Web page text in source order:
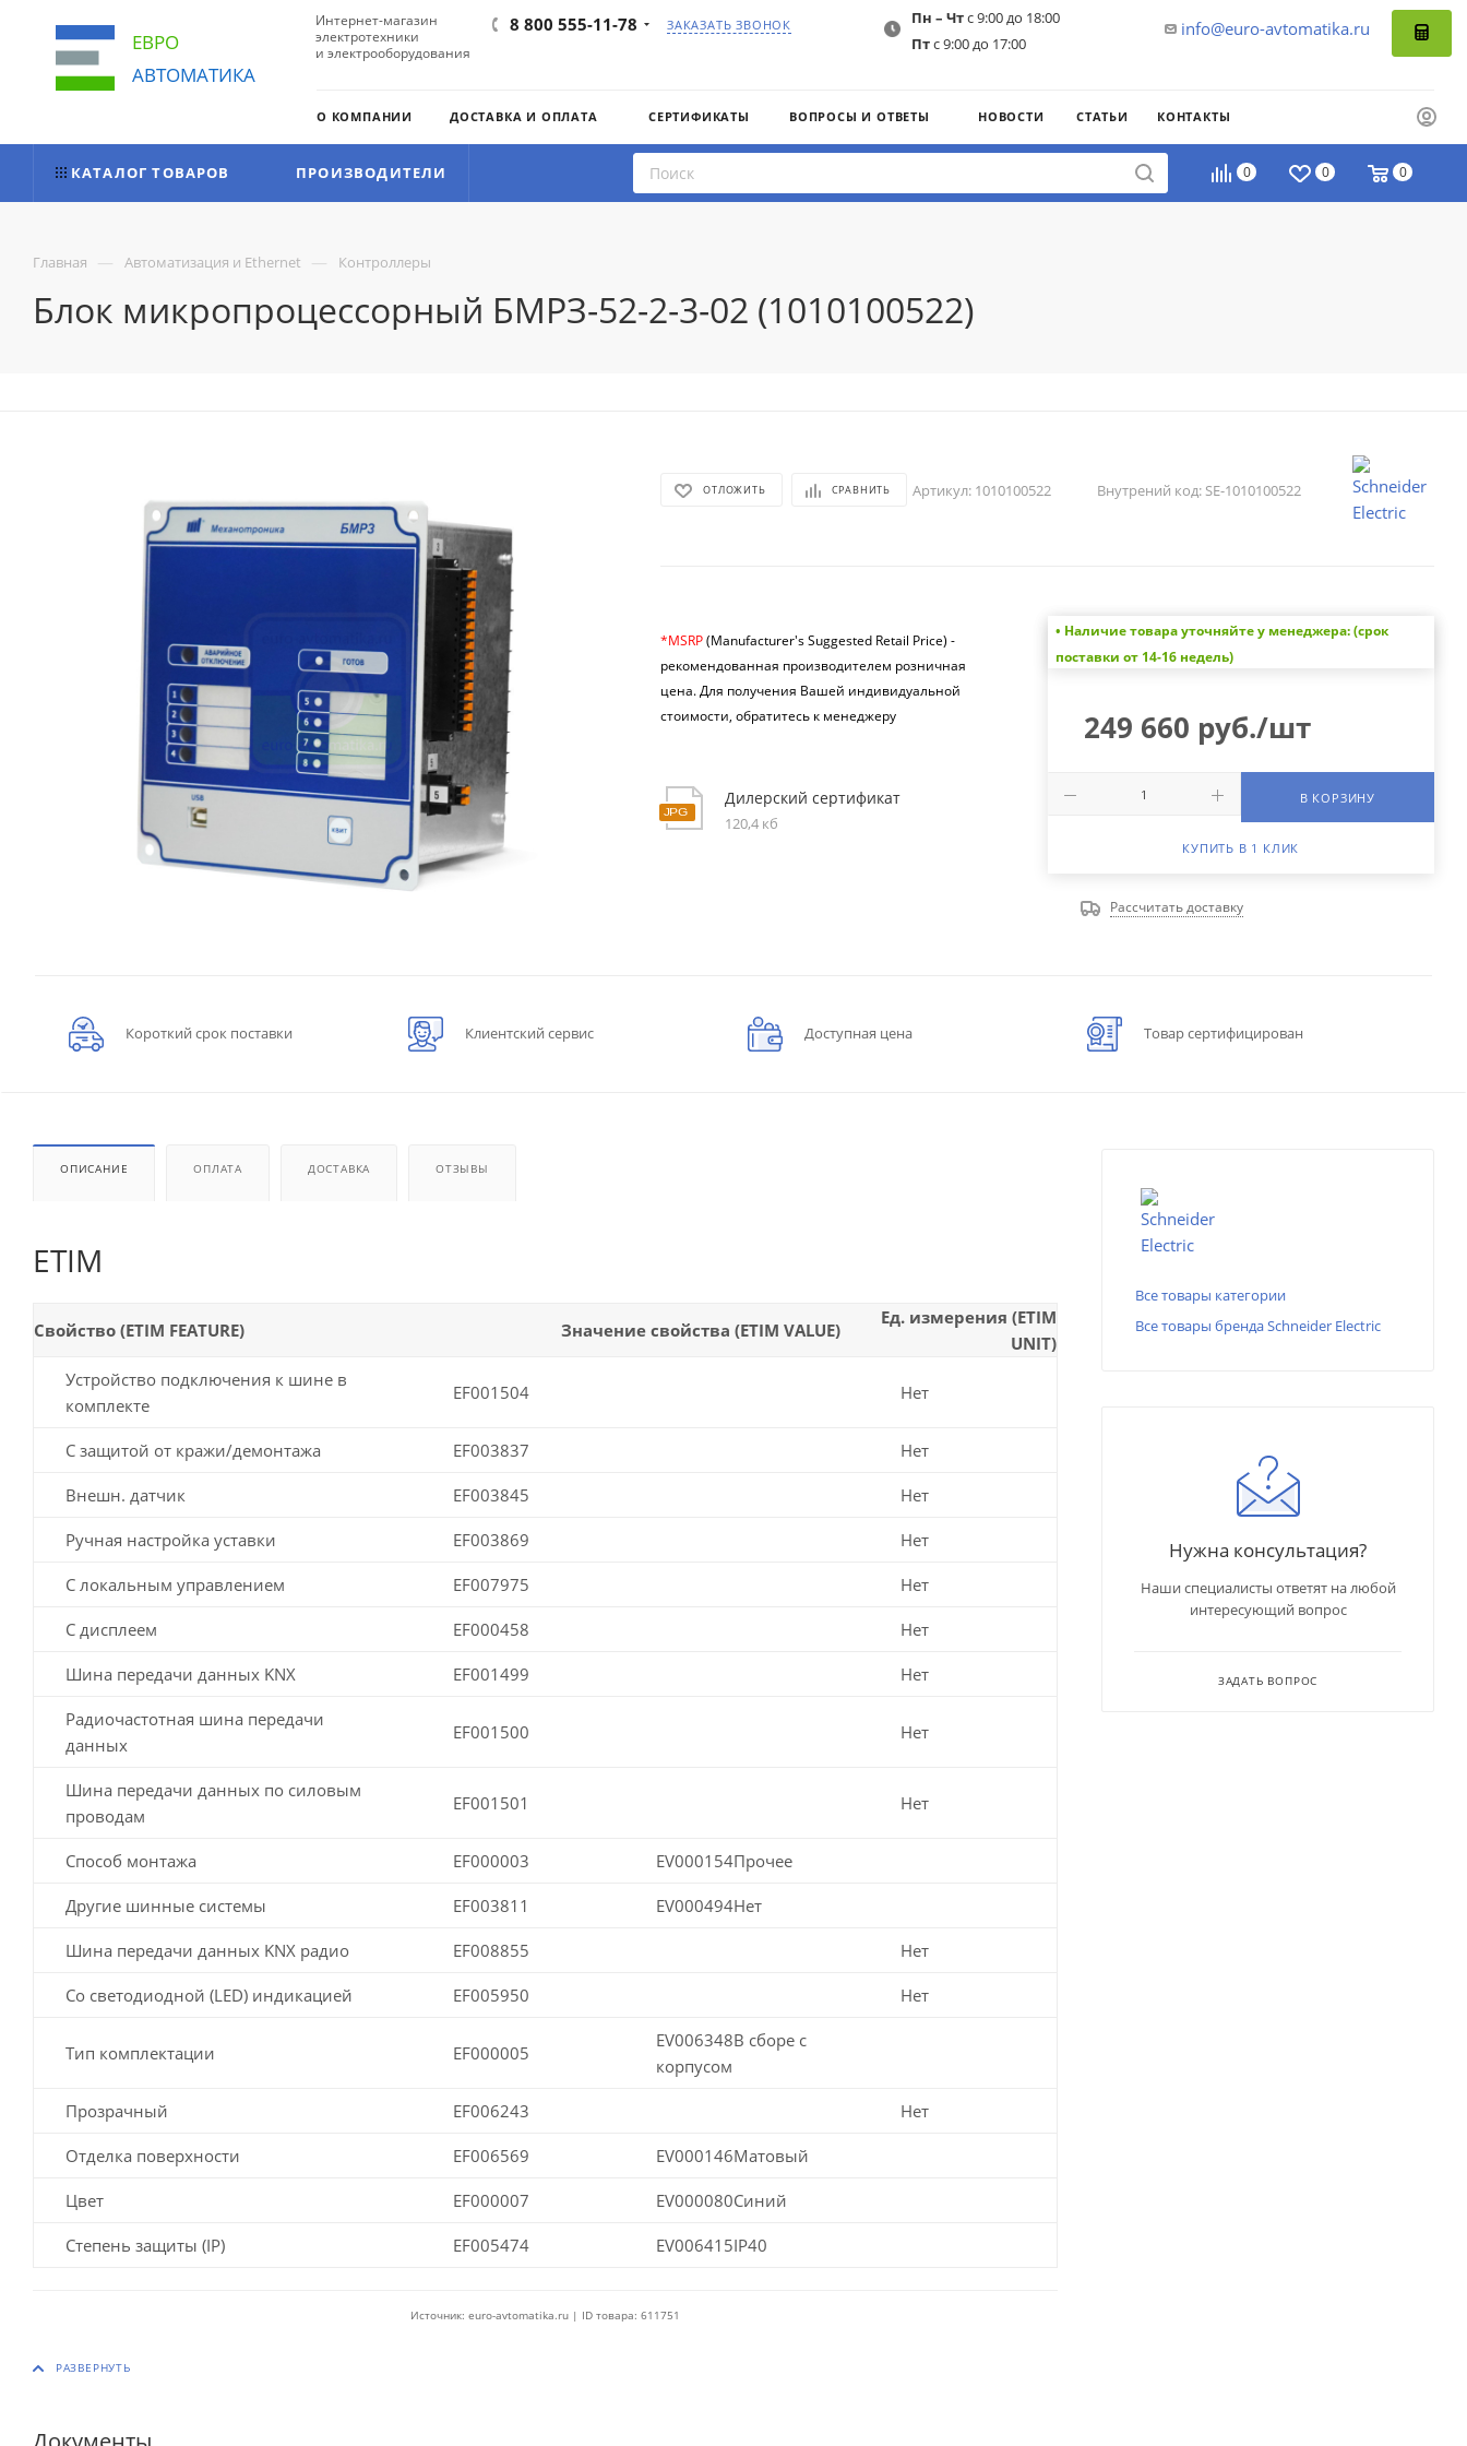
ЕВРО
АВТОМАТИКА
Интернет-магазин
электротехники
и электрооборудования
8 800 555-11-78 ЗАКАЗАТЬ ЗВОНОК info@euro-avtomatika.ru
Пн – Чтс 9:00 до 18:00
Птс 9:00 до 17:00
О КОМПАНИИ ДОСТАВКА И ОПЛАТА СЕРТИФИКАТЫ ВОПРОСЫ И ОТВЕТЫ НОВОСТИ СТАТЬИ КОНТАКТЫ
0 0 0
КАТАЛОГ ТОВАРОВ ПРОИЗВОДИТЕЛИ
Главная — Автоматизация и Ethernet — Контроллеры
Блок микропроцессорный БМРЗ-52-2-3-02 (1010100522)
ОТЛОЖИТЬ СРАВНИТЬ Артикул: 1010100522 Внутрений код: SE-1010100522
*MSRP(Manufacturer's Suggested Retail Price) -
рекомендованная производителем розничная
цена.Для получения Вашей индивидуальной
стоимости, обратитесь к менеджеру
Дилерский сертификат
120,4 кб
• Наличие товара уточняйте у менеджера: (срок
поставки от 14-16 недель)
249 660 руб./шт
В КОРЗИНУ
КУПИТЬ В 1 КЛИК
Рассчитать доставку
Короткий срок поставки Клиентский сервис Доступная цена Товар сертифицирован
ОПИСАНИЕ ОПЛАТА ДОСТАВКА ОТЗЫВЫ
ETIM
Свойство (ETIM FEATURE) Значение свойства (ETIM VALUE)
Ед. измерения (ETIM
UNIT)
Устройство подключения к шине в
комплекте
EF001504 Нет
С защитой от кражи/демонтажа EF003837 Нет
Внешн. датчик EF003845 Нет
Ручная настройка уставки EF003869 Нет
С локальным управлением EF007975 Нет
С дисплеем EF000458 Нет
Шина передачи данных KNX EF001499 Нет
Радиочастотная шина передачи
данных
EF001500 Нет
Шина передачи данных по силовым
проводам
EF001501 Нет
Способ монтажа EF000003 EV000154Прочее
Другие шинные системы EF003811 EV000494Нет
Шина передачи данных KNX радио EF008855 Нет
Со светодиодной (LED) индикацией EF005950 Нет
Тип комплектации EF000005
EV006348В сборе с
корпусом
Прозрачный EF006243 Нет
Отделка поверхности EF006569 EV000146Матовый
Цвет EF000007 EV000080Синий
Степень защиты (IP) EF005474 EV006415IP40
Источник: euro-avtomatika.ru | ID товара: 611751
Все товары категории
Все товары бренда Schneider Electric
Нужна консультация?
Наши специалисты ответят на любой
интересующий вопрос
ЗАДАТЬ ВОПРОС